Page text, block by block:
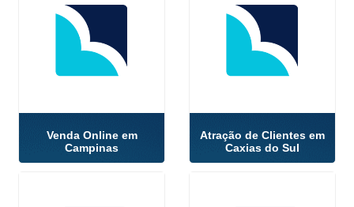
Venda Online em
Campinas
Atração de Clientes em
Caxias do Sul